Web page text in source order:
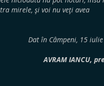
mirele, şi voi nu veţi avea
Dat în Câmpeni, 15
AVRAM IANCU,